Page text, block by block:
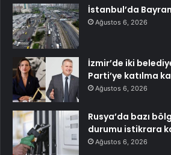
İstanbul’da
Ağustos 6, 2026
İzmir’de iki
Parti’ye katılma
Ağustos 6, 2026
Rusya’da bazı
durumu istikrara
Ağustos 6, 2026